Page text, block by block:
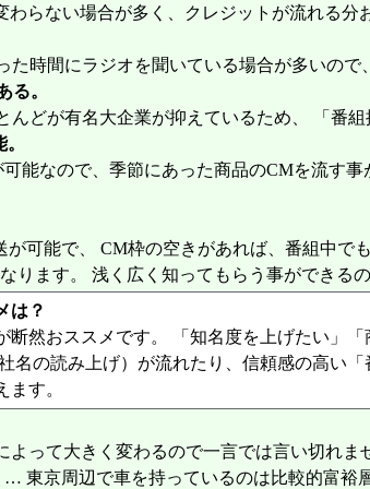
らない場合が多く、クレジットが流れる分
た時間にラジオを聞いている場合が多いの
る。
んどが有名大企業が抑えているため、 「番
能なので、季節にあった商品のCMを流す事
が可能で、 CM枠の空きがあれば、番組中
ります。 浅く広く知ってもらう事ができる
は？
断然おススメです。 「知名度を上げたい」
名の読み上げ）が流れたり、信頼感の高い
す。
よって大きく変わるので一言では言い切れま
東京周辺で車を持っているのは比較的富裕